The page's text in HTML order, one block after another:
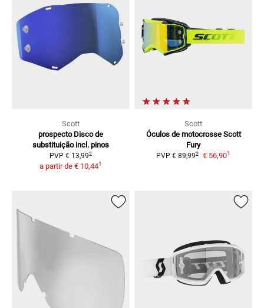
Scott
prospecto Disco de
substituição incl. pinos
PVP € 13,992
a partir de € 10,441
Scott
Óculos de motocrosse Scott
Fury
PVP € 89,992 € 56,901